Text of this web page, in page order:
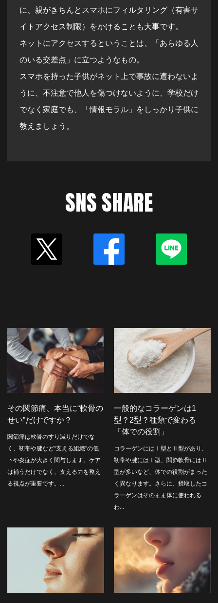
に、親がきちんとスマホにフィルタリング（有害サ
イトアクセス制限）をかけることも大事です。
ネットにアクセスするということは、「あらゆる人
のいる交差点」に立つようなもの。
スマホを持った子供がネット上で事故に遭わないよ
うに、不注意で他人を傷つけないように、学校だけ
でなく家庭でも、「情報モラル」をしっかり子供に
教えましょう。
SNS SHARE
その関節痛、本当に“軟骨の
せい”だけですか？
関節痛は軟骨のすり減りだけでな
く、靭帯や腱など“支える組織”の低
下や炎症が大きく関与します。ケア
は補うだけでなく、支える力を整え
る視点が重要です。...
一般的なコラーゲンは1
型？2型？種類で変わる
「体での役割」
コラーゲンにはⅠ型とⅡ型があり、
靭帯や腱にはⅠ型、関節軟骨にはⅡ
型が多いなど、体での役割がまった
く異なります。さらに、摂取したコ
ラーゲンはそのまま体に使われる
わ...